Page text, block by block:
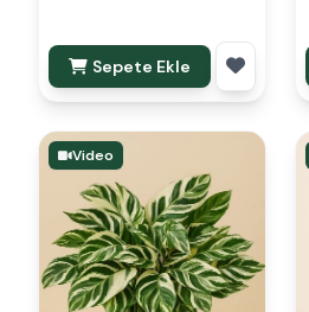
Sepete Ekle
Video